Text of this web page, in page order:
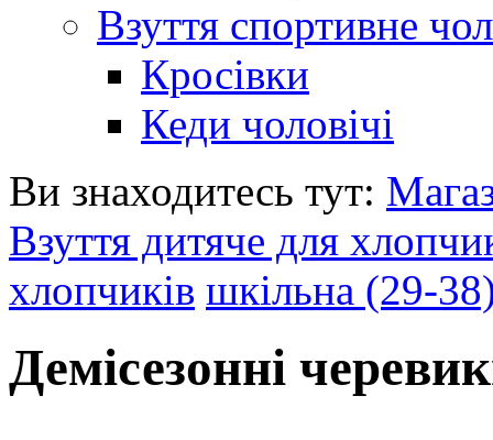
Взуття спортивне
Кросівки
Кеди чоловічі
Ви знаходитесь тут:
Взуття дитяче для
хлопчиків шкільна (29-
Демісезонні